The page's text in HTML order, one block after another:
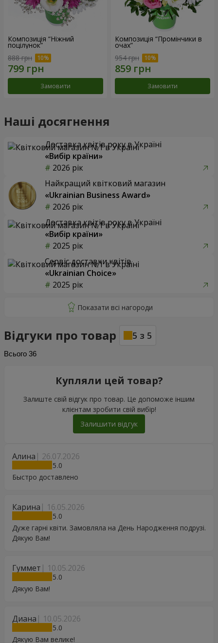
Композиція “Ніжний
поцілунок”
888 грн
Замовити
Композиція “Промінчики в
очах”
954 грн
Замовити
Наші досягнення
Доставка квітів року в Україні
«Вибір країни»
2026 рік
Найкращий квітковий магазин
«Ukrainian Business Award»
2026 рік
Доставка квітів року в Україні
«Вибір країни»
2025 рік
Сервіс доставки квітів
«Ukrainian Choice»
2025 рік
Відгуки про товар 5 з 5
Всього 36
Алина 26.07.2026
5
Быстро доставлено
Карина 16.05.2026
5
Дуже гарні квіти. Замовляла на День Народження подрузі.
Дякую Вам!
Гуммет 10.05.2026
5
Дякую Вам!
Диана 10.05.2026
5
Дякую Вам велике!
Купляли цей товар?
Залиште свій відгук про товар. Це допоможе іншим
клієнтам зробити свій вибір!
Залишити відгук